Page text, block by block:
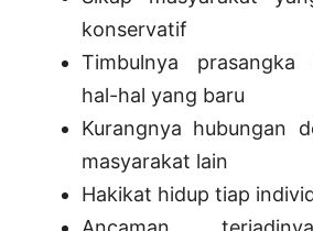
konservatif
Timbulnya
hal-hal yang baru
Kurangnya hubungan
masyarakat lain
Hakikat hidup tiap